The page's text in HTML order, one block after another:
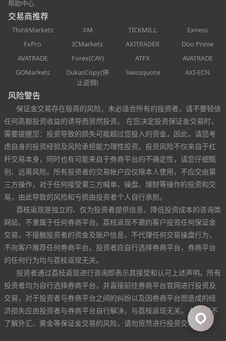
帮助中心
交易商推荐
ThinkMarkets XM TICKMILL
Exness
FxPro
ICMarkets AXITRADER
Doo Prime
AVATRADE
Forex(CAY) ATFX
AVATRADE
GOMarkets
DukasCopy(停
止返佣)
Swissquote AXI-ECN
风险警告
保证金交易存在极高的风险，未必适合所有的投资者，请不要轻信
任何高额投资收益的诱导而贸然投资。 在您决定投资保证金交易时，
需要提醒您：投资导致的损失可能超过您投入的资金，因此，请您考
虑自身的投资经验及风险承担能力理性投资。投资风险不仅来自于杠
杆交易本身，同时也有可能来自于券商平台的不确定性，请您仔细甄
别、远离风险。所有投资者的交易帐户应仅限本人使用，不应交由第
三方操作，对于任何接受第三方喊单、操盘、理财等操作的投资和交
易，由此导致的风险和亏损由投资者个人自行承担。
荔枝返现是独立的、仅为投资者提供信息、降低投资成本的咨询类
网站，不隶属于任何券商平台。荔枝返现不邀约客户投资任何保证金
交易，不接触投资者的资金及账户信息，不代理任何交易操盘行为，
不向客户推荐任何券商平台。投资者应自行选择券商平台，券商平台
的任何行为均与荔枝返现无关。
投资者通过荔枝返现进行咨询即表示其接受和认可上述声明。所有
投资者均为自行选择券商平台，并直接前往券商平台官网进行投资及
交易，对于投资者与券商平台之间的纠纷以及因券商平台而造成的经
济损失应由投资者与券商平台自行解决，与荔枝返现无关。 如果您不
了解外汇、黄金等保证金交易的风险，请勿贸然进行投资交易。